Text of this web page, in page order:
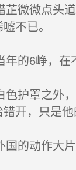
微微点头道
不已。
的6峥，在
护罩之外，
错开，只是
的动作大片